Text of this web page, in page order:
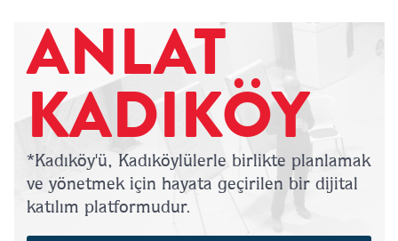
ANLAT
KADIKÖY
*Kadıköy'ü, Kadıköylülerle birlikte planlamak
ve yönetmek için hayata geçirilen bir dijital
katılım platformudur.